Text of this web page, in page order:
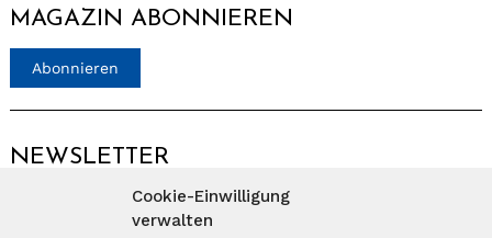
Cookie-Einwilligung
verwalten
MAGAZIN ABONNIEREN
Abonnieren
NEWSLETTER